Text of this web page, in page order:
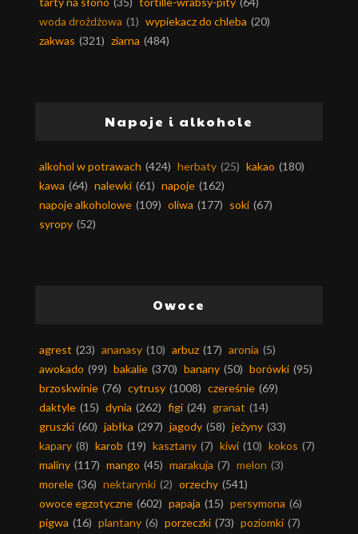
woda drożdżowa (1) wypiekacz do chleba (20)
zakwas (321) ziarna (484)
Napoje i alkohole
alkohol w potrawach (424) herbaty (25) kakao (180)
kawa (64) nalewki (61) napoje (162)
napoje alkoholowe (109) oliwa (177) soki (67)
syropy (52)
Owoce
agrest (23) ananasy (10) arbuz (17) aronia (5)
awokado (99) bakalie (370) banany (50) borówki (95)
brzoskwinie (76) cytrusy (1008) czereśnie (69)
daktyle (15) dynia (262) figi (24) granat (14)
gruszki (60) jabłka (297) jagody (58) jeżyny (33)
kapary (8) karob (19) kasztany (7) kiwi (10) kokos (7)
maliny (117) mango (45) marakuja (7) melon (3)
morele (36) nektarynki (2) orzechy (541)
owoce egzotyczne (602) papaja (15) persymona (6)
pigwa (16) plantany (6) porzeczki (73) poziomki (7)